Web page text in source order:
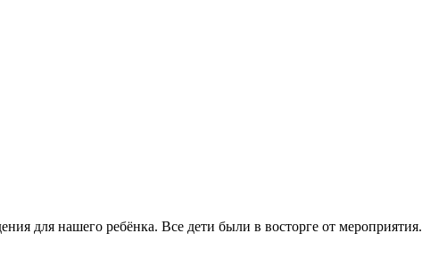
для нашего ребёнка. Все дети были в восторге от